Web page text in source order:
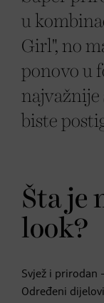
u
Girl", no
ponovo u
najvažnije
biste
Šta je
look?
Svjež i prirodan
Određeni